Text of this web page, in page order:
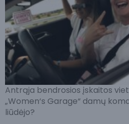
Antrąja bendrosios įskaitos
„Women‘s Garage“ damų
liūdėjo?